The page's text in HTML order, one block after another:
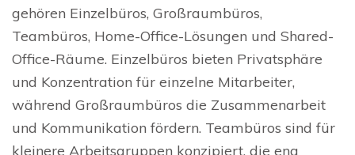
gehören Einzelbüros, Großraumbüros,
Teambüros, Home-Office-Lösungen und Shared-
Office-Räume. Einzelbüros bieten Privatsphäre
und Konzentration für einzelne Mitarbeiter,
während Großraumbüros die Zusammenarbeit
und Kommunikation fördern. Teambüros sind für
kleinere Arbeitsgruppen konzipiert, die eng